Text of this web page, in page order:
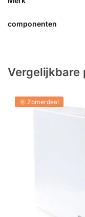
componenten
Vergelijkbare
🌞 Zomerdeal